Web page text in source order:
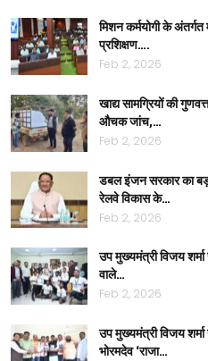
मिशन कर्मयोगी के
प्रशिक्षण….
Feb 2, 2026
खाद्य सामग्रियों की
औचक जांच,…
Feb 2, 2026
डबल इंजन सरकार का
रेलवे विकास के…
Feb 2, 2026
उप मुख्यमंत्री विजय
वाले…
Feb 2, 2026
उप मुख्यमंत्री विजय
भोरमदेव ‘राजा…